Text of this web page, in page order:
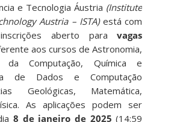
e Tecnologia Áustria (Institute
Austria – ISTA) está com
aberto paravagas
aos cursos de Astronomia,
da Computação, Química e
de Dados e Computação
Geológicas, Matemática,
As aplicações podem ser
8 de janeiro de 2025(14:59